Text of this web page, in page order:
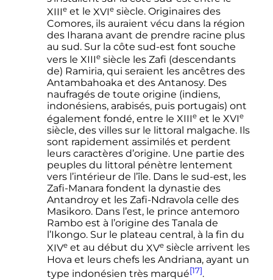
XIIIe et le XVIe siècle. Originaires des
Comores, ils auraient vécu dans la région
des Iharana avant de prendre racine plus
au sud. Sur la côte sud-est font souche
vers le XIIIe siècle les Zafi (descendants
de) Ramiria, qui seraient les ancêtres des
Antambahoaka et des Antanosy. Des
naufragés de toute origine (indiens,
indonésiens, arabisés, puis portugais) ont
également fondé, entre le XIIIe et le XVIe
siècle, des villes sur le littoral malgache. Ils
sont rapidement assimilés et perdent
leurs caractères d’origine. Une partie des
peuples du littoral pénètre lentement
vers l’intérieur de l’île. Dans le sud-est, les
Zafi-Manara fondent la dynastie des
Antandroy et les Zafi-Ndravola celle des
Masikoro. Dans l’est, le prince antemoro
Rambo est à l’origine des Tanala de
l’Ikongo. Sur le plateau central, à la fin du
XIVe et au début du XVe siècle arrivent les
Hova et leurs chefs les Andriana, ayant un
type indonésien très marqué[17].